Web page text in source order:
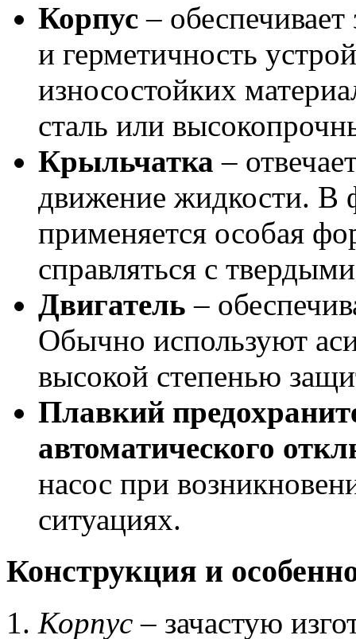
Корпус –
и герметичность
износостойких
сталь или
Крыльчатка –
движение жидкости. В
применяется особая
справляться с
Двигатель –
Обычно используют
высокой степенью
Плавкий
автоматического
насос при
ситуациях.
Конструкция и
Корпус – зачастую